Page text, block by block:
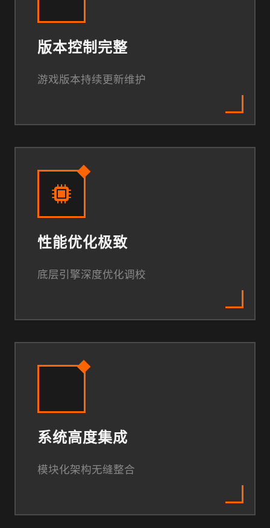
版本控制完整
游戏版本持续更新维护
性能优化极致
底层引擎深度优化调校
系统高度集成
模块化架构无缝整合